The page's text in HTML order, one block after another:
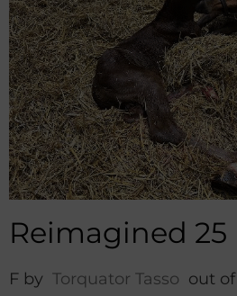
Reimagined 25
F by Torquator Tasso out of